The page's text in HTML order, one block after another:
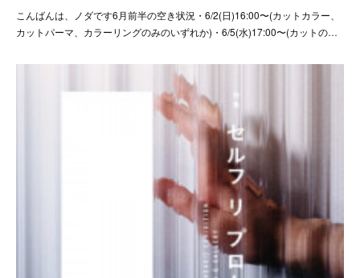
こんばんは、ノダです6月前半の空き状況・6/2(日)16:00〜(カットカラー、
カットパーマ、カラーリングのみのいずれか)・6/5(水)17:00〜(カットの…